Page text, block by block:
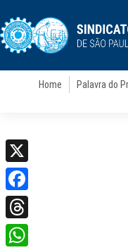
Home Palavra do
X
Facebook
Threads